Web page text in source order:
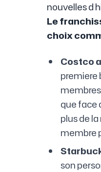
nouvelles d
Le
choix
Costco
premiere
que face
plus de
membre
son